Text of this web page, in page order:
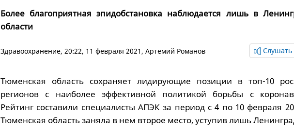
Более благоприятная эпидобстановка наблюдается лишь в
области
Здравоохранение, 20:22, 11 февраля 2021, Артемий Романов Слушать
Тюменская область сохраняет лидирующие позиции в топ-10
регионов с наиболее эффективной политикой борьбы с
Рейтинг составили специалисты АПЭК за период с 4 по 10 февраля
Тюменская область заняла в нем второе место, уступив лишь